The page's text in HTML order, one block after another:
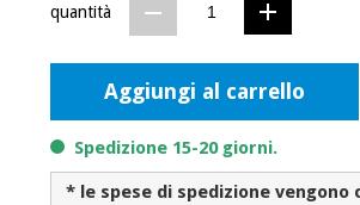
quantità
Aggiungi al carrello
Spedizione 15-20 giorni.
* le spese di spedizione